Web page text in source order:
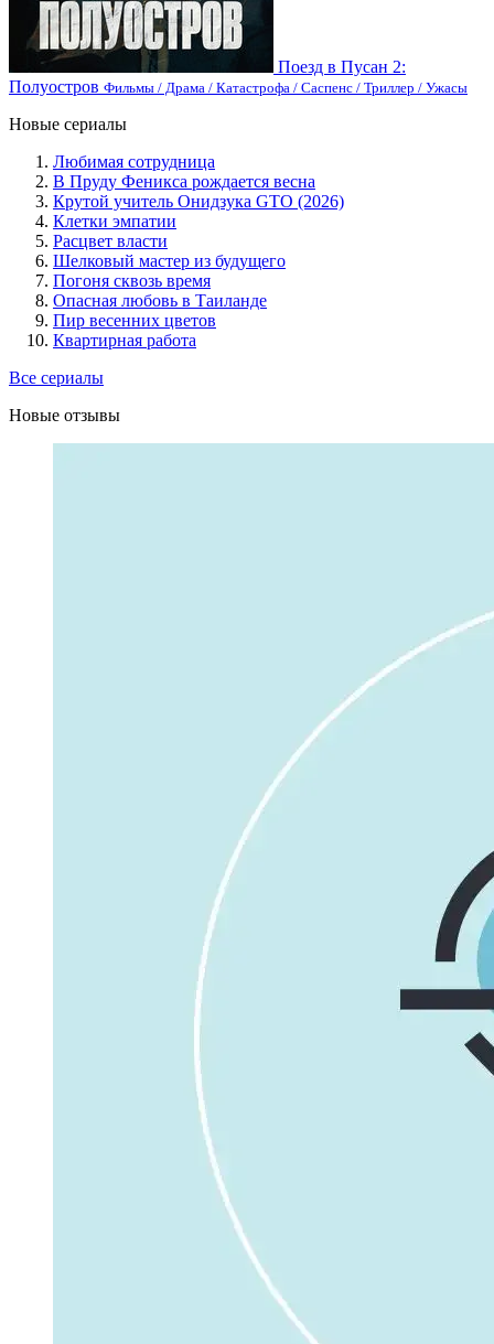
Поезд в Пусан 2:
Полуостров Фильмы / Драма / Катастрофа / Саспенс / Триллер / Ужасы
Новые сериалы
Любимая сотрудница
В Пруду Феникса рождается весна
Крутой учитель Онидзука GTO (2026)
Клетки эмпатии
Расцвет власти
Шелковый мастер из будущего
Погоня сквозь время
Опасная любовь в Таиланде
Пир весенних цветов
Квартирная работа
Все сериалы
Новые отзывы